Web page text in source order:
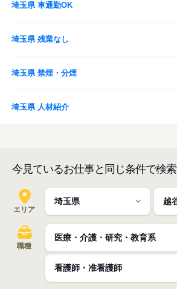
埼玉県 車通勤OK
埼玉県 残業なし
埼玉県 禁煙・分煙
埼玉県 人材紹介
今見ているお仕事と同じ条件で検索
エリア
職種